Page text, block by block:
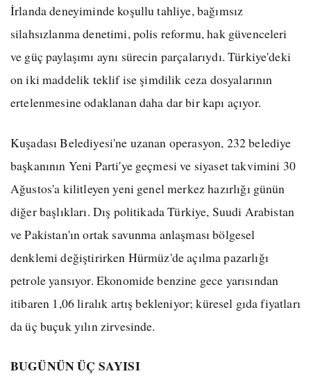
İrlanda deneyiminde koşullu tahliye, bağımsız
silahsızlanma denetimi, polis reformu, hak güvenceleri
ve güç paylaşımı aynı sürecin parçalarıydı. Türkiye'deki
on iki maddelik teklif ise şimdilik ceza dosyalarının
ertelenmesine odaklanan daha dar bir kapı açıyor.
Kuşadası Belediyesi'ne uzanan operasyon, 232 belediye
başkanının Yeni Parti'ye geçmesi ve siyaset takvimini 30
Ağustos'a kilitleyen yeni genel merkez hazırlığı günün
diğer başlıkları. Dış politikada Türkiye, Suudi Arabistan
ve Pakistan'ın ortak savunma anlaşması bölgesel
denklemi değiştirirken Hürmüz'de açılma pazarlığı
petrole yansıyor. Ekonomide benzine gece yarısından
itibaren 1,06 liralık artış bekleniyor; küresel gıda fiyatları
da üç buçuk yılın zirvesinde.
BUGÜNÜN ÜÇ SAYISI